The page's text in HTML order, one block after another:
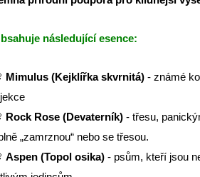
následující esence:
Mimulus (Kejklířka skvrnitá) - známé
Rock Rose (Devaterník) - třesu,
„zamrznou“ nebo se třesou.
Aspen (Topol osika) - psům, kteří jsou